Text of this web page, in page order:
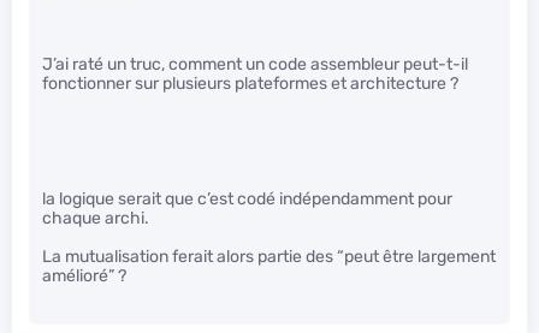
J’ai raté un truc, comment un code assembleur peut-t-il
fonctionner sur plusieurs plateformes et architecture ?
la logique serait que c’est codé indépendamment pour
chaque archi.
La mutualisation ferait alors partie des “peut être largement
amélioré” ?